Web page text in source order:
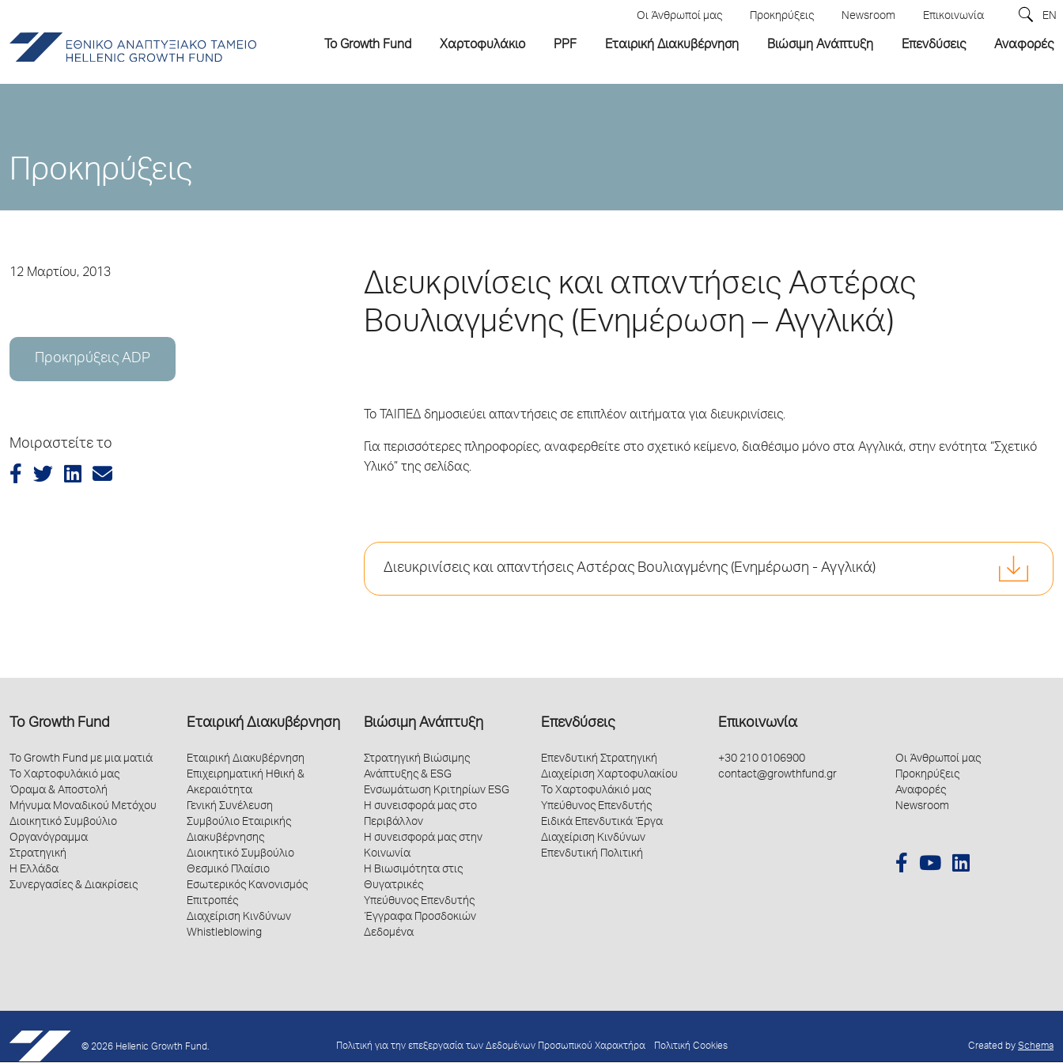
Οι Άνθρωποί μας Προκηρύξεις Newsroom Επικοινωνία EN
Το Growth Fund Χαρτοφυλάκιο PPF Εταιρική Διακυβέρνηση Βιώσιμη Ανάπτυξη Επενδύσεις Αναφορές
Προκηρύξεις
12 Μαρτίου, 2013
Προκηρύξεις ADP
Μοιραστείτε το
Διευκρινίσεις και απαντήσεις Αστέρας
Βουλιαγμένης (Ενημέρωση – Αγγλικά)
Το ΤΑΙΠΕΔ δημοσιεύει απαντήσεις σε επιπλέον αιτήματα για διευκρινίσεις.
Για περισσότερες πληροφορίες, αναφερθείτε στο σχετικό κείμενο, διαθέσιμο μόνο στα Αγγλικά, στην ενότητα “Σχετικό
Υλικό” της σελίδας.
Διευκρινίσεις και απαντήσεις Αστέρας Βουλιαγμένης (Ενημέρωση - Αγγλικά)
Το Growth Fund
Το Growth Fund με μια ματιά
Το Χαρτοφυλάκιό μας
Όραμα & Αποστολή
Μήνυμα Μοναδικού Μετόχου
Διοικητικό Συμβούλιο
Οργανόγραμμα
Στρατηγική
Η Ελλάδα
Συνεργασίες & Διακρίσεις
Εταιρική Διακυβέρνηση
Εταιρική Διακυβέρνηση
Επιχειρηματική Ηθική &
Ακεραιότητα
Γενική Συνέλευση
Συμβούλιο Εταιρικής
Διακυβέρνησης
Διοικητικό Συμβούλιο
Θεσμικό Πλαίσιο
Εσωτερικός Κανονισμός
Επιτροπές
Διαχείριση Κινδύνων
Whistleblowing
Βιώσιμη Ανάπτυξη
Στρατηγική Βιώσιμης
Ανάπτυξης & ESG
Ενσωμάτωση Κριτηρίων ESG
Η συνεισφορά μας στο
Περιβάλλον
Η συνεισφορά μας στην
Κοινωνία
Η Βιωσιμότητα στις
Θυγατρικές
Υπεύθυνος Επενδυτής
Έγγραφα Προσδοκιών
Δεδομένα
Επενδύσεις
Επενδυτική Στρατηγική
Διαχείριση Χαρτοφυλακίου
Το Χαρτοφυλάκιό μας
Υπεύθυνος Επενδυτής
Ειδικά Επενδυτικά Έργα
Διαχείριση Κινδύνων
Επενδυτική Πολιτική
Επικοινωνία
+30 210 0106900
contact@growthfund.gr
Οι Άνθρωποί μας
Προκηρύξεις
Αναφορές
Newsroom
© 2026 Hellenic Growth Fund. Πολιτική για την επεξεργασία των Δεδομένων Προσωπικού Χαρακτήρα Πολιτική Cookies Created by Schema